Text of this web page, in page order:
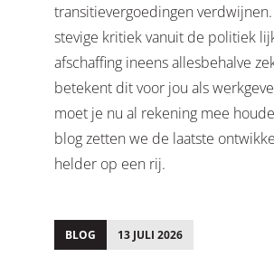
transitievergoedingen
stevige kritiek vanuit de politiek
afschaffing ineens allesbehalve
betekent dit voor jou als
moet je nu al rekening mee
blog zetten we de laatste
helder op een rij.
BLOG 13 JULI 2026